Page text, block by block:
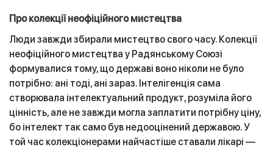
Про колекції неофіційного мистецтва
Люди завжди збирали мистецтво свого часу. Колекції
неофіційного мистецтва у Радянському Союзі
формувалися тому, що державі воно ніколи не було
потрібно: ані тоді, ані зараз. Інтелігенція сама
створювала інтелектуальний продукт, розуміла його
цінність, але не завжди могла заплатити потрібну ціну,
бо інтелект так само був недооцінений державою. У
той час колекціонерами найчастіше ставали лікарі —